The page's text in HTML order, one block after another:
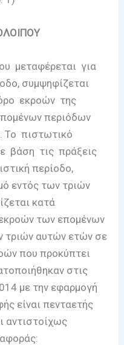
μεταφέρεται για
συμψηφίζεται
εκροών της
περιόδων
Το πιστωτικό
βάση τις πράξεις
περίοδο,
εντός των τριών
κατά
των επομένων
τριών αυτών ετών σε
που προκύπτει
στις
με την εφαρμογή
είναι πενταετής
αντιστοίχως